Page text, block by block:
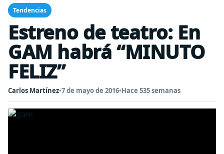
Tendencias
Estreno de teatro: En
GAM habrá “MINUTO
FELIZ”
Carlos Martínez•7 de mayo de 2016•Hace 535 semanas